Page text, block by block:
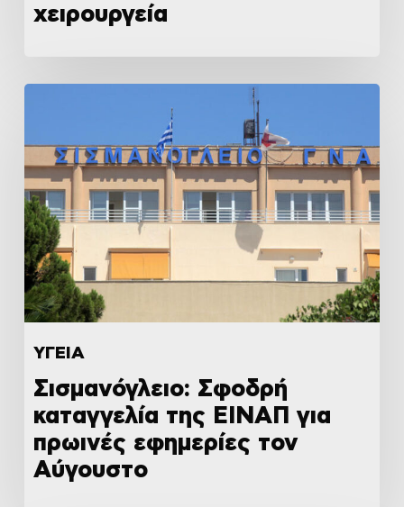
χειρουργεία
ΥΓΕΙΑ
Σισμανόγλειο: Σφοδρή
καταγγελία της ΕΙΝΑΠ για
πρωινές εφημερίες τον
Αύγουστο